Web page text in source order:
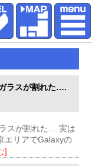
ラスが割れた….
スが割れた….実は
リアでGalaxyの
]